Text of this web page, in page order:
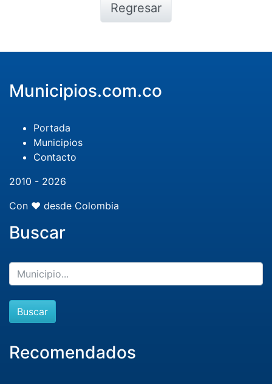
Regresar
Municipios.com.co
Portada
Municipios
Contacto
2010 - 2026
Con ❤️ desde Colombia
Buscar
Buscar
Recomendados